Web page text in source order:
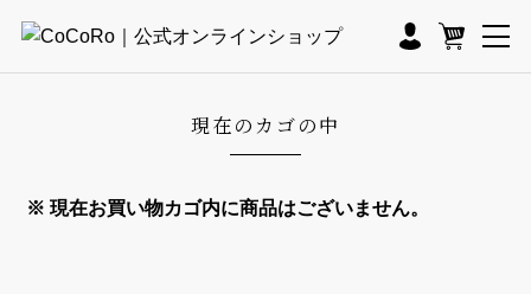
現在のカゴの中
※ 現在お買い物カゴ内に商品はございません。